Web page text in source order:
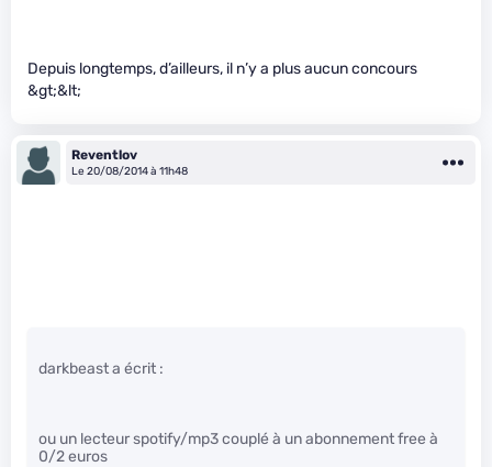
Depuis longtemps, d’ailleurs, il n’y a plus aucun concours
&gt;&lt;
Reventlov
Le 20/08/2014 à 11h48
darkbeast a écrit :
ou un lecteur spotify/mp3 couplé à un abonnement free à
0/2 euros